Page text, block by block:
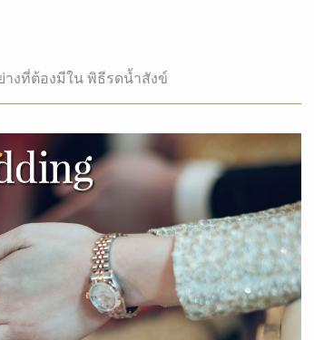
างที่ต้องมีใน พิธีรดน้ำสังข์